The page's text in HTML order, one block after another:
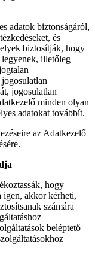
adatok biztonságáról,
és
biztosítják, hogy
illetőleg
jogosulatlan
minden olyan
adatokat továbbít.
az Adatkezelő
hogy
igen, akkor kérheti,
számára
beléptető